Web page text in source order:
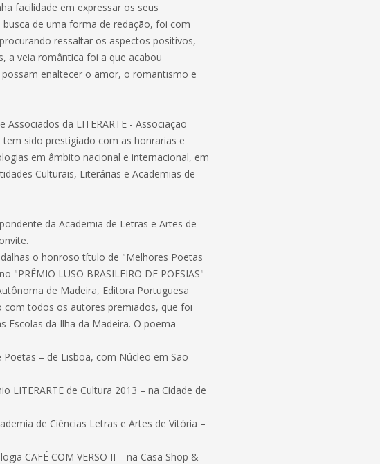
facilidade em expressar os seus
de uma forma de redação, foi com
ressaltar os aspectos positivos,
a veia romântica foi a que acabou
enaltecer o amor, o romantismo e
da LITERARTE - Associação
sido prestigiado com as honrarias e
em âmbito nacional e internacional, em
Culturais, Literárias e Academias de
da Academia de Letras e Artes de
o honroso título de "Melhores Poetas
"PRÊMIO LUSO BRASILEIRO DE POESIAS"
de Madeira, Editora Portuguesa
com todos os autores premiados, que foi
Escolas da Ilha da Madeira. O poema
– de Lisboa, com Núcleo em São
LITERARTE de Cultura 2013 – na Cidade de
de Ciências Letras e Artes de Vitória –
CAFÉ COM VERSO II – na Casa Shop &